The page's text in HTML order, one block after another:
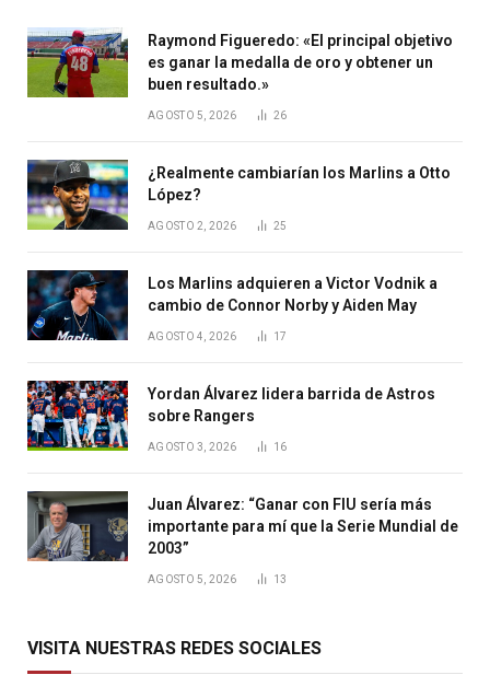
Raymond Figueredo: «El principal objetivo
es ganar la medalla de oro y obtener un
buen resultado.»
AGOSTO 5, 2026 26
¿Realmente cambiarían los Marlins a Otto
López?
AGOSTO 2, 2026 25
Los Marlins adquieren a Victor Vodnik a
cambio de Connor Norby y Aiden May
AGOSTO 4, 2026 17
Yordan Álvarez lidera barrida de Astros
sobre Rangers
AGOSTO 3, 2026 16
Juan Álvarez: “Ganar con FIU sería más
importante para mí que la Serie Mundial de
2003”
AGOSTO 5, 2026 13
VISITA NUESTRAS REDES SOCIALES